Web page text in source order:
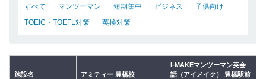
すべて マンツーマン 短期集中 ビジネス
子供向け
TOEIC・TOEFL対策
英検対策
施設名 アミティー 豊橋校
I-MAKEマンツーマン英会
話（アイメイク） 豊橋駅前